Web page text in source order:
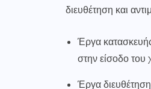
διευθέτηση και
Έργα
στην είσοδο του
Έργα